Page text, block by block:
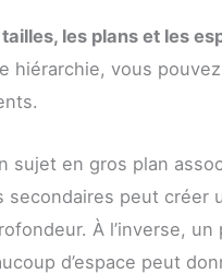
les plans et les
hiérarchie, vous
sujet en gros plan
secondaires peut créer
À l’inverse,
d’espace peut